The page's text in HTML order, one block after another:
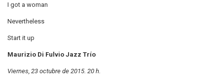
I got a woman
Nevertheless
Start it up
Maurizio Di Fulvio Jazz Trío
Viernes, 23 octubre de 2015. 20 h.